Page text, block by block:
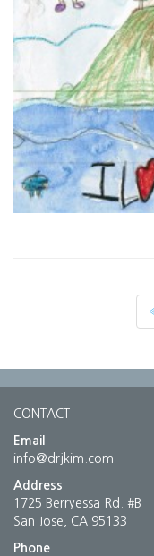
CONTACT
Email
info@drjkim.com
Address
1725 Berryessa Rd. #B
San Jose, CA 95133
Phone